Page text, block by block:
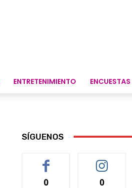
ENTRETENIMIENTO ENCUESTAS
SÍGUENOS
0 0